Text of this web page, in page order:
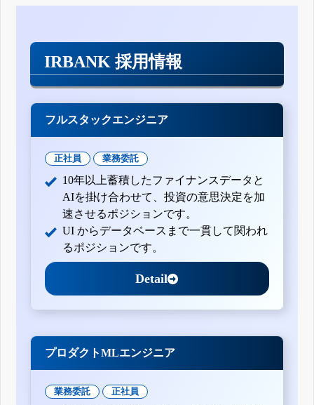
IRBANK 採用情報
フルスタックエンジニア
正社員 業務委託
10年以上蓄積したファイナンスデータと
AIを掛け合わせて、投資の意思決定を加
速させるポジションです。
UI からデータベースまで一貫して関われ
るポジションです。
Detail
プロダクトMLエンジニア
業務委託 正社員